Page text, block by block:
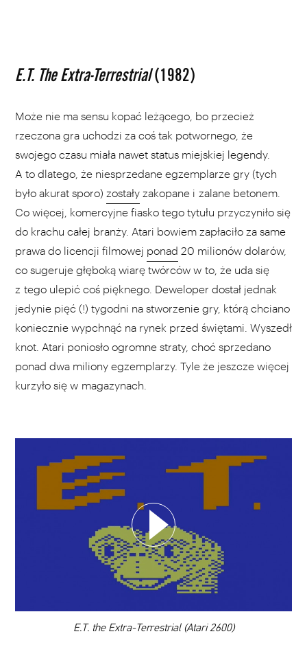
E.T. The Extra-Terrestrial(1982)
Może nie ma sensu kopać leżącego, bo przecież
rzeczona gra uchodzi za coś tak potwornego, że
swojego czasu miała nawet status miejskiej legendy.
A to dlatego, że niesprzedane egzemplarze gry (tych
było akurat sporo) zostały zakopane i zalane betonem.
Co więcej, komercyjne fiasko tego tytułu przyczyniło się
do krachu całej branży. Atari bowiem zapłaciło za same
prawa do licencji filmowej ponad 20 milionów dolarów,
co sugeruje głęboką wiarę twórców w to, że uda się
z tego ulepić coś pięknego. Deweloper dostał jednak
jedynie pięć (!) tygodni na stworzenie gry, którą chciano
koniecznie wypchnąć na rynek przed świętami. Wyszedł
knot. Atari poniosło ogromne straty, choć sprzedano
ponad dwa miliony egzemplarzy. Tyle że jeszcze więcej
kurzyło się w magazynach.
00:00
E.T. the Extra-Terrestrial (Atari 2600)
WYBIERZ SWOJĄ PLAYLISTĘ
DODAJ TEN FILM DO PLAYLISTY